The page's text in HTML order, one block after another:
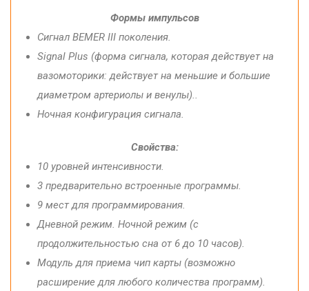
Формы импульсов
Сигнал BEMER III поколения.
Signal Plus (форма сигнала, которая действует на
вазомоторики: действует на меньшие и большие
диаметром артериолы и венулы)..
Ночная конфигурация сигнала.
Свойства:
10 уровней интенсивности.
3 предварительно встроенные программы.
9 мест для программирования.
Дневной режим. Ночной режим (с
продолжительностью сна от 6 до 10 часов).
Модуль для приема чип карты (возможно
расширение для любого количества программ).